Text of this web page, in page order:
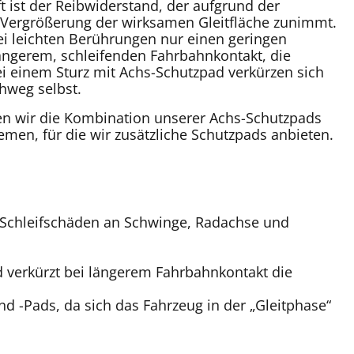
ist der Reibwiderstand, der aufgrund der
der wirksamen Gleitfläche zunimmt.
leichten Berührungen nur einen geringen
schleifenden Fahrbahnkontakt, die
Sturz mit Achs-Schutzpad verkürzen sich
selbst.
wir die Kombination unserer Achs-Schutzpads
für die wir zusätzliche Schutzpads anbieten.
an Schwinge, Radachse und
bei längerem Fahrbahnkontakt die
-Pads, da sich das Fahrzeug in der „Gleitphase“